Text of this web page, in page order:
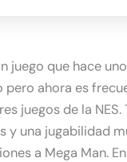
juego que hace
pero ahora es
juegos de la NES.
y una jugabilidad
a Mega Man.